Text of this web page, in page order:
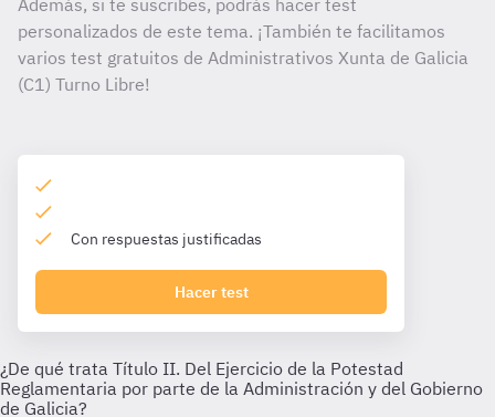
Además, si te suscribes, podrás hacer test
personalizados de este tema. ¡También te facilitamos
varios test gratuitos de Administrativos Xunta de Galicia
(C1) Turno Libre!
Con respuestas justificadas
Hacer test